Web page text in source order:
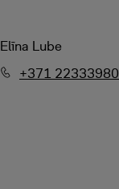
Elīna Lube
+371 22333980